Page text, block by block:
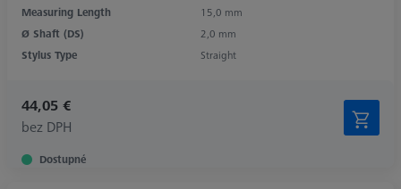
Measuring Length
15,0 mm
Ø Shaft (DS)
2,0 mm
Stylus Type
Straight
44,05 €
bez DPH
Dostupné